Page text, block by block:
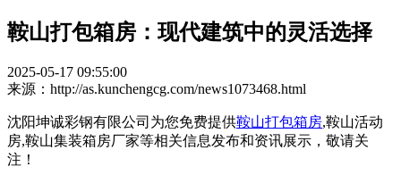
鞍山打包箱房：现代建筑中的灵活选择
2025-05-17 09:55:00
来源：http://as.kunchengcg.com/news1073468.html
沈阳坤诚彩钢有限公司为您免费提供鞍山打包箱房,鞍山活动
房,鞍山集装箱房厂家等相关信息发布和资讯展示，敬请关
注！